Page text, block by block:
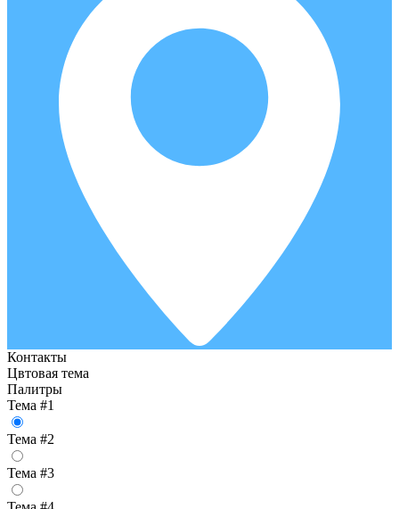
Контакты
Цвтовая тема
Палитры
Тема #1
Тема #2
Тема #3